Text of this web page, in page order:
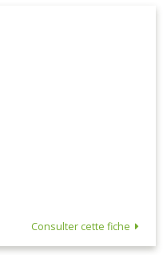
Consulter cette fiche